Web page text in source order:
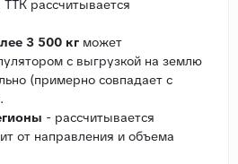
рассчитывается
3 500 кг может
с выгрузкой на землю
(примерно совпадает с
- рассчитывается
от направления и объема